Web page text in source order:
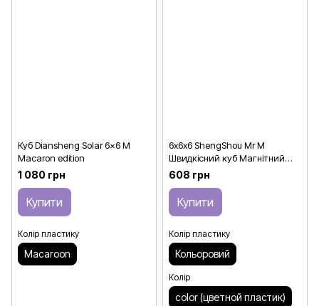
Куб Diansheng Solar 6x6 M
Macaron edition
1 080 грн
Купити
Колір пластику
Macaroon
6х6х6 ShengShou Mr M
Швидкісний куб Магнітний
Stickerless
608 грн
Купити
Колір пластику
Кольоровий
Колір
color (цветной пластик)